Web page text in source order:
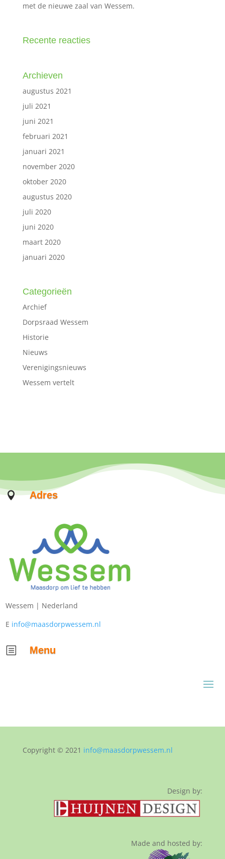
met de nieuwe zaal van Wessem.
Recente reacties
Archieven
augustus 2021
juli 2021
juni 2021
februari 2021
januari 2021
november 2020
oktober 2020
augustus 2020
juli 2020
juni 2020
maart 2020
januari 2020
Categorieën
Archief
Dorpsraad Wessem
Historie
Nieuws
Verenigingsnieuws
Wessem vertelt
 Adres
Wessem | Nederland
E info@maasdorpwessem.nl
b Menu
Copyright © 2021 info@maasdorpwessem.nl
Design by:
Made and hosted by: